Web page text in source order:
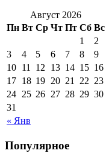
Август 2026
Пн Вт Ср Чт Пт Сб Вс
« Янв
1
2
3
4 5 6 7 8
9
10 11 12 13 14 15 16
17 18 19 20 21 22 23
24 25 26 27 28 29 30
31
Популярное